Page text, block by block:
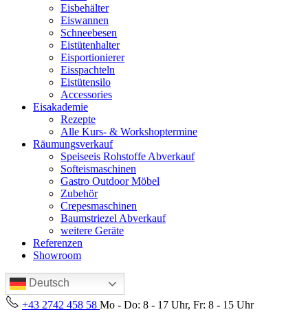
Eisbehälter
Eiswannen
Schneebesen
Eistütenhalter
Eisportionierer
Eisspachteln
Eistütensilo
Accessories
Eisakademie
Rezepte
Alle Kurs- & Workshoptermine
Räumungsverkauf
Speiseeis Rohstoffe Abverkauf
Softeismaschinen
Gastro Outdoor Möbel
Zubehör
Crepesmaschinen
Baumstriezel Abverkauf
weitere Geräte
Referenzen
Showroom
Deutsch
+43 2742 458 58 Mo - Do: 8 - 17 Uhr, Fr: 8 - 15 Uhr